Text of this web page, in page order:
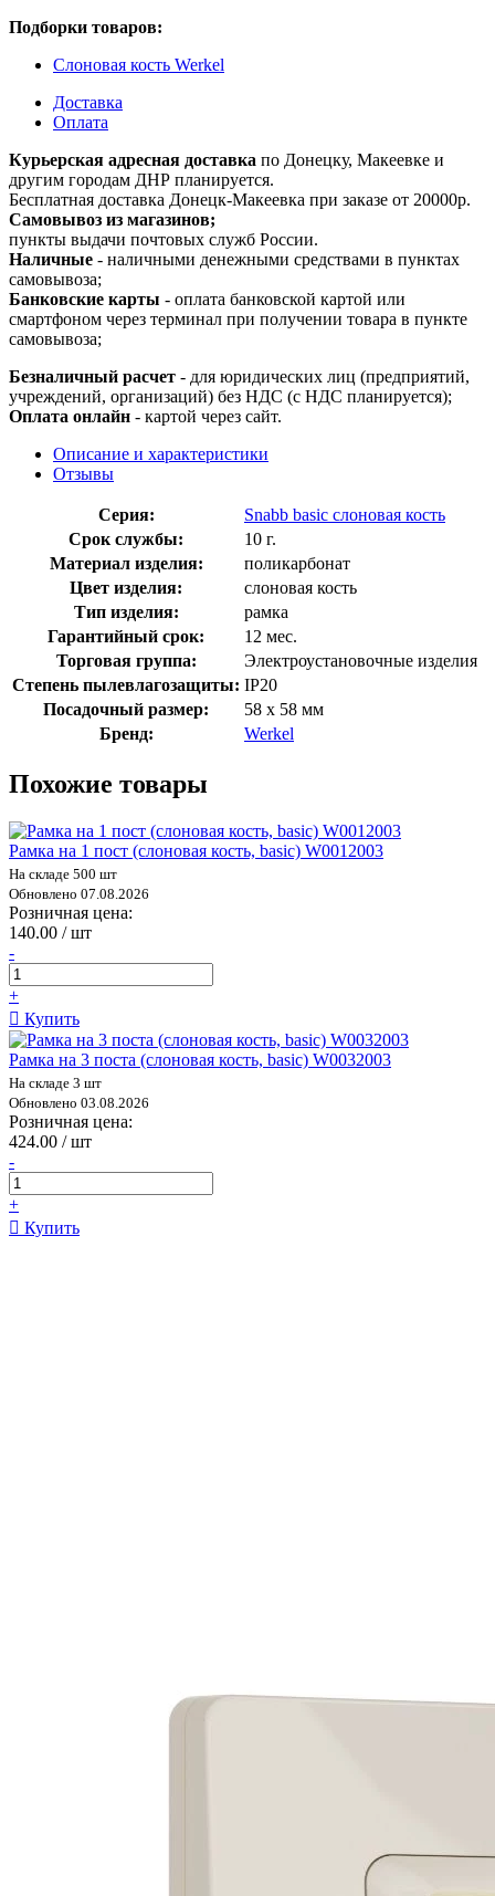
Подборки товаров:
Слоновая кость Werkel
Доставка
Оплата
Курьерская адресная доставка по Донецку, Макеевке и
другим городам ДНР планируется.
Бесплатная доставка Донецк-Макеевка при заказе от 20000р.
Самовывоз из магазинов;
пункты выдачи почтовых служб России.
Наличные - наличными денежными средствами в пунктах
самовывоза;
Банковские карты - оплата банковской картой или
смартфоном через терминал при получении товара в пункте
самовывоза;
Безналичный расчет - для юридических лиц (предприятий,
учреждений, организаций) без НДС (с НДС планируется);
Оплата онлайн - картой через сайт.
Описание и характеристики
Отзывы
Серия:
Snabb basic слоновая кость
Срок службы:
10 г.
Материал изделия:
поликарбонат
Цвет изделия:
слоновая кость
Тип изделия:
рамка
Гарантийный срок:
12 мес.
Торговая группа:
Электроустановочные изделия
Степень пылевлагозащиты: IP20
Посадочный размер:
58 х 58 мм
Бренд:
Werkel
Похожие товары
Рамка на 1 пост (слоновая кость, basic) W0012003
На складе 500 шт
Обновлено 07.08.2026
Розничная цена:
140.00 / шт
-
+
Купить
Рамка на 3 поста (слоновая кость, basic) W0032003
На складе 3 шт
Обновлено 03.08.2026
Розничная цена:
424.00 / шт
-
+
Купить